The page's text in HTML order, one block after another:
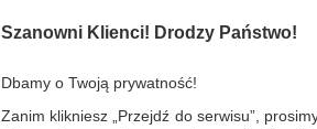
Szanowni Klienci! Drodzy Państwo!
Dbamy o Twoją prywatność!
Zanim klikniesz „Przejdź do serwisu”,